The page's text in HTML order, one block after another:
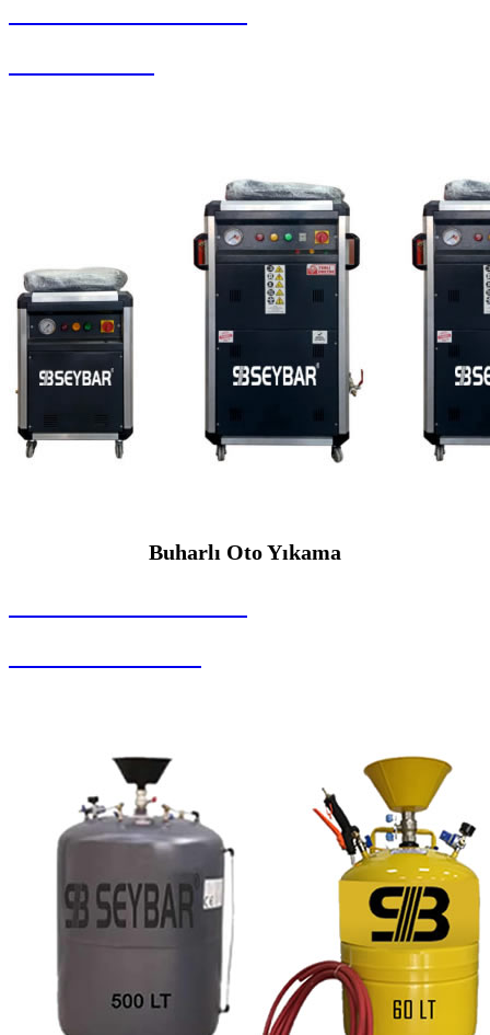
Buharlı Oto Yıkama